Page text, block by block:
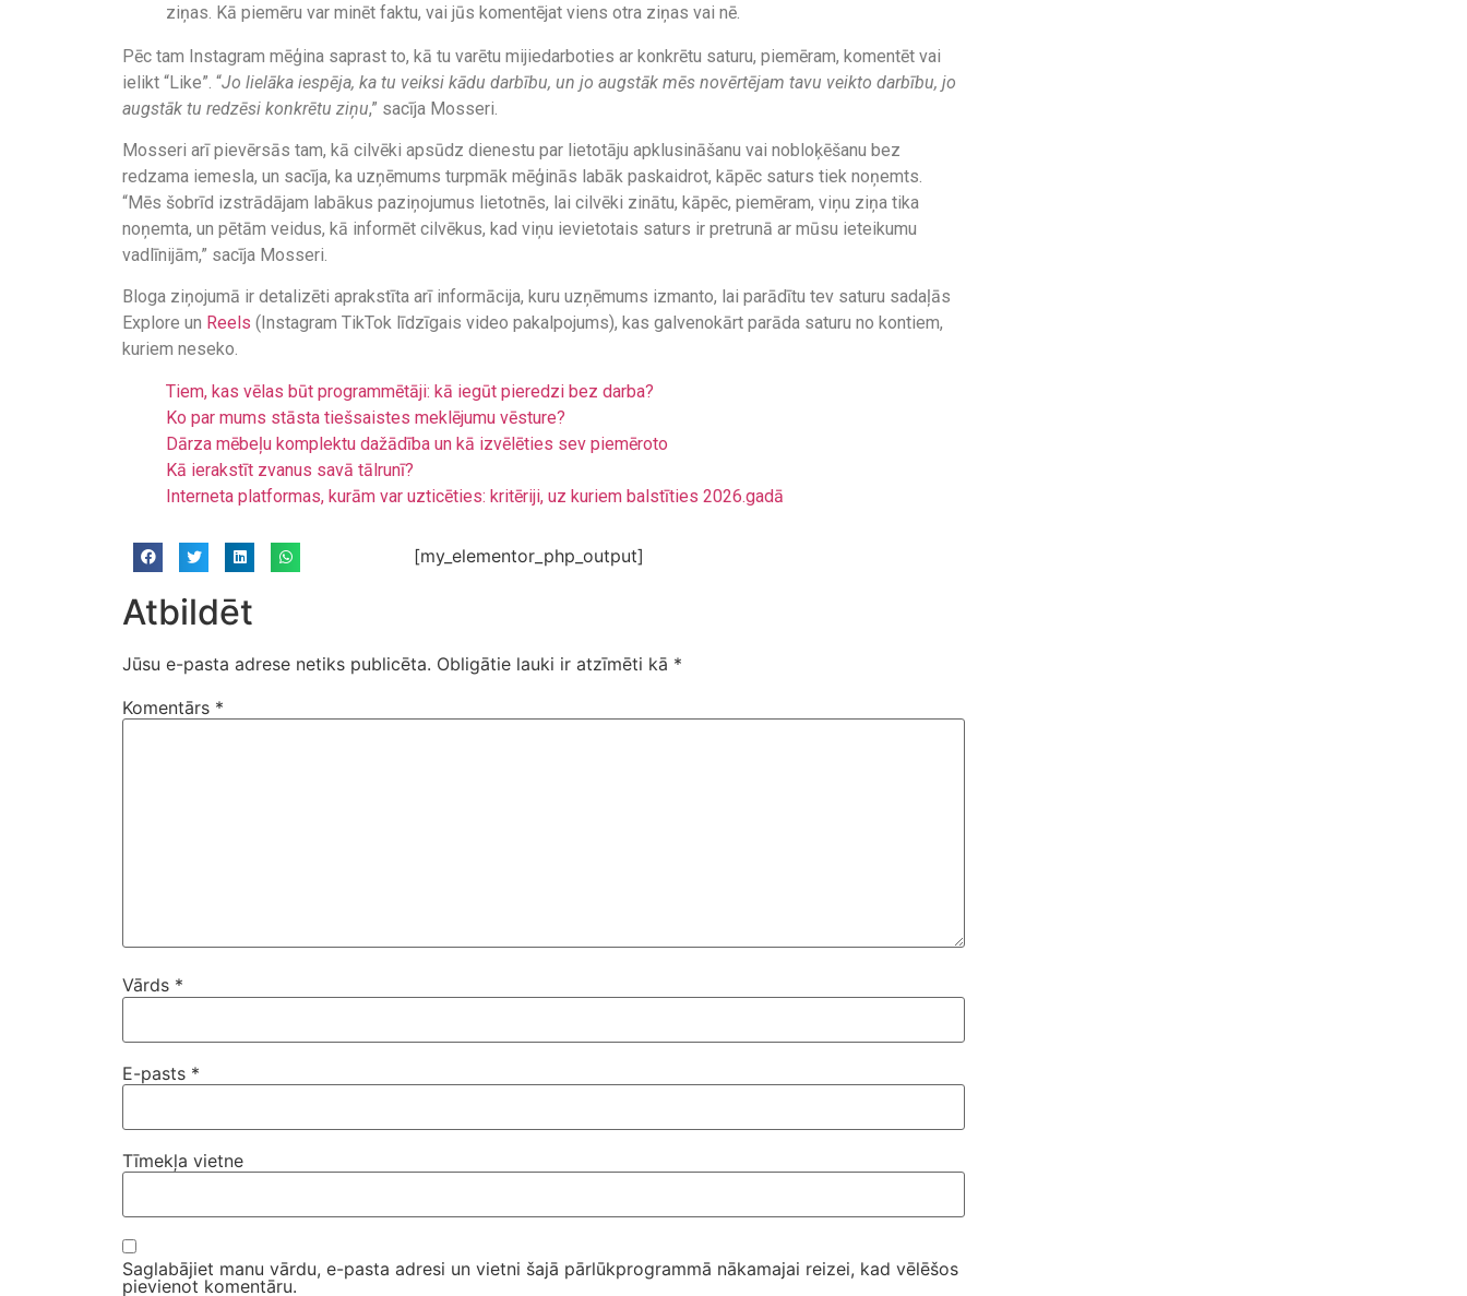
ziņas. Kā piemēru var minēt faktu, vai jūs komentējat viens otra ziņas vai nē.
Pēc tam Instagram mēģina saprast to, kā tu varētu mijiedarboties ar konkrētu saturu, piemēram, komentēt vai
ielikt “Like”. “Jo lielāka iespēja, ka tu veiksi kādu darbību, un jo augstāk mēs novērtējam tavu veikto darbību, jo
augstāk tu redzēsi konkrētu ziņu,” sacīja Mosseri.
Mosseri arī pievērsās tam, kā cilvēki apsūdz dienestu par lietotāju apklusināšanu vai nobloķēšanu bez
redzama iemesla, un sacīja, ka uzņēmums turpmāk mēģinās labāk paskaidrot, kāpēc saturs tiek noņemts.
“Mēs šobrīd izstrādājam labākus paziņojumus lietotnēs, lai cilvēki zinātu, kāpēc, piemēram, viņu ziņa tika
noņemta, un pētām veidus, kā informēt cilvēkus, kad viņu ievietotais saturs ir pretrunā ar mūsu ieteikumu
vadlīnijām,” sacīja Mosseri.
Bloga ziņojumā ir detalizēti aprakstīta arī informācija, kuru uzņēmums izmanto, lai parādītu tev saturu sadaļās
Explore un Reels (Instagram TikTok līdzīgais video pakalpojums), kas galvenokārt parāda saturu no kontiem,
kuriem neseko.
Tiem, kas vēlas būt programmētāji: kā iegūt pieredzi bez darba?
Ko par mums stāsta tiešsaistes meklējumu vēsture?
Dārza mēbeļu komplektu dažādība un kā izvēlēties sev piemēroto
Kā ierakstīt zvanus savā tālrunī?
Interneta platformas, kurām var uzticēties: kritēriji, uz kuriem balstīties 2026.gadā
[my_elementor_php_output]
Atbildēt
Jūsu e-pasta adrese netiks publicēta. Obligātie lauki ir atzīmēti kā *
Komentārs *
Vārds *
E-pasts *
Tīmekļa vietne
Saglabājiet manu vārdu, e-pasta adresi un vietni šajā pārlūkprogrammā nākamajai reizei, kad vēlēšos
pievienot komentāru.